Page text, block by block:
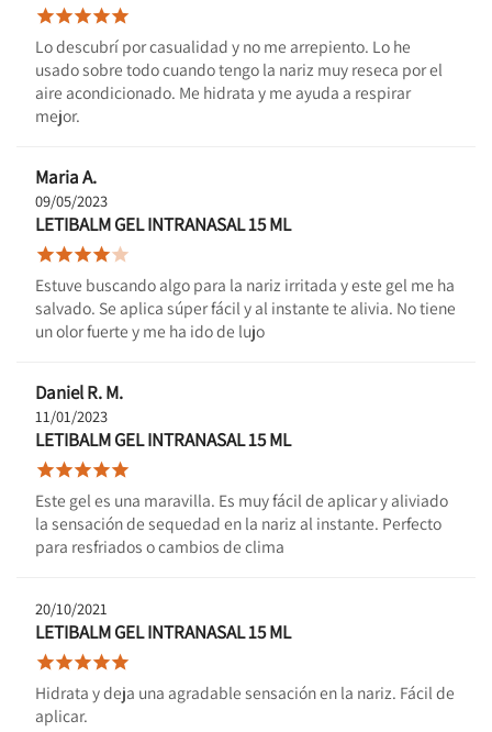

Lo descubrí por casualidad y no me arrepiento. Lo he
usado sobre todo cuando tengo la nariz muy reseca por el
aire acondicionado. Me hidrata y me ayuda a respirar
mejor.
Maria A.
09/05/2023
LETIBALM GEL INTRANASAL 15 ML

Estuve buscando algo para la nariz irritada y este gel me ha
salvado. Se aplica súper fácil y al instante te alivia. No tiene
un olor fuerte y me ha ido de lujo
Daniel R. M.
11/01/2023
LETIBALM GEL INTRANASAL 15 ML

Este gel es una maravilla. Es muy fácil de aplicar y aliviado
la sensación de sequedad en la nariz al instante. Perfecto
para resfriados o cambios de clima
20/10/2021
LETIBALM GEL INTRANASAL 15 ML

Hidrata y deja una agradable sensación en la nariz. Fácil de
aplicar.